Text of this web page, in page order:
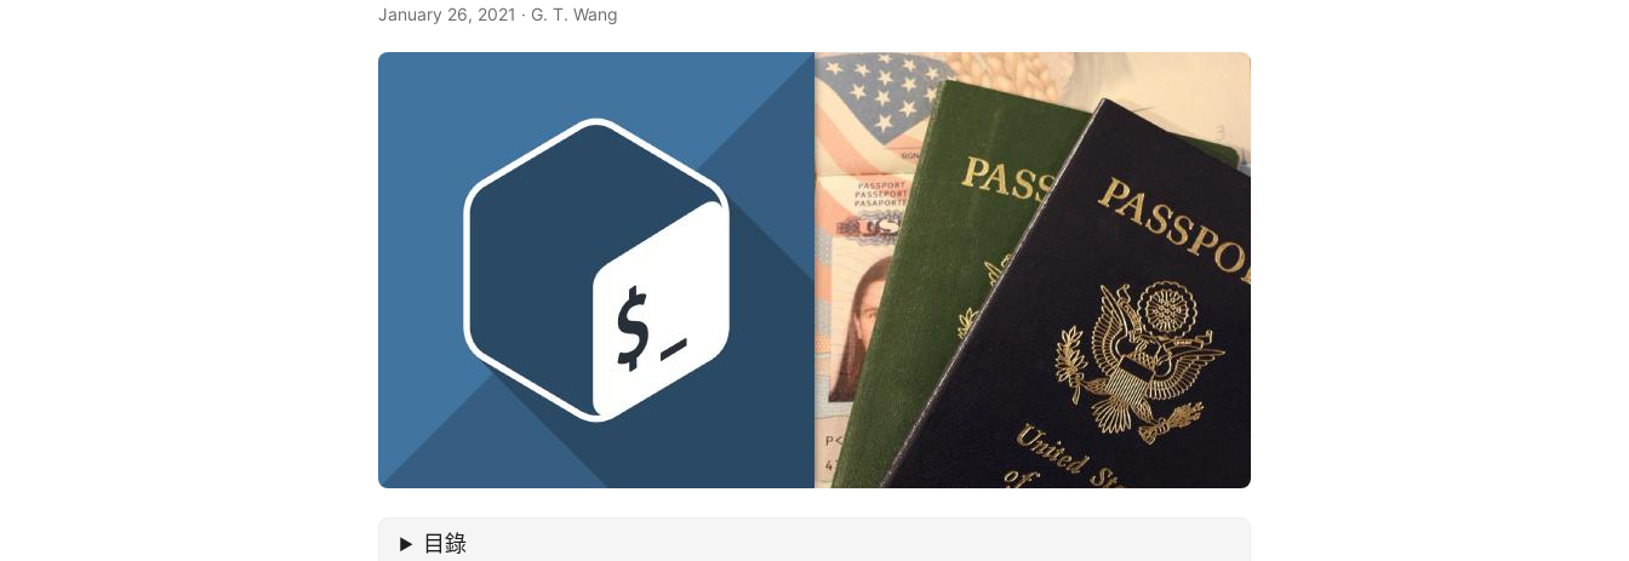
January 26, 2021 · G. T. Wang
目錄